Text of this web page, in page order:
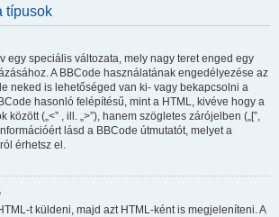
típusok
egy speciális változata, mely nagy teret enged egy
A BBCode használatának engedélyezése az
neked is lehetőséged van ki- vagy bekapcsolni a
hasonló felépítésű, mint a HTML, kivéve hogy a
között („<” , ill. „>”), hanem szögletes zárójelben („[”,
lásd a BBCode útmutatót, melyet a
érhetsz el.
t küldeni, majd azt HTML-ként is megjeleníteni. A